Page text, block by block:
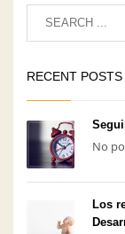
RECENT POSTS
No
Los